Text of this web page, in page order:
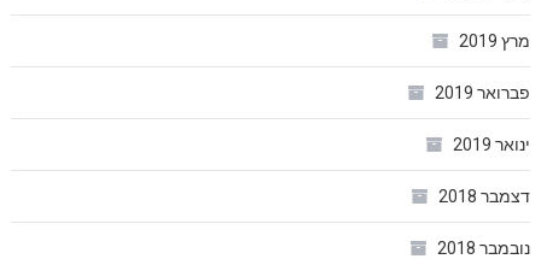
מרץ 2019
פברואר 2019
ינואר 2019
דצמבר 2018
נובמבר 2018